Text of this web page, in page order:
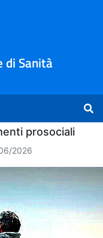
Sanità
prosociali
2026